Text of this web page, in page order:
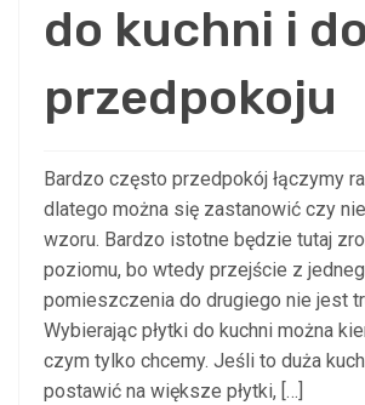
do kuchni i do
przedpokoju
Bardzo często przedpokój łączymy
dlatego można się zastanowić czy
wzoru. Bardzo istotne będzie tutaj
poziomu, bo wtedy przejście z
pomieszczenia do drugiego nie jest
Wybierając płytki do kuchni można
czym tylko chcemy. Jeśli to duża
postawić na większe płytki, […]